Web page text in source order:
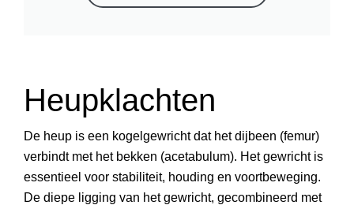
Heupklachten
De heup is een kogelgewricht dat het dijbeen (femur)
verbindt met het bekken (acetabulum). Het gewricht is
essentieel voor stabiliteit, houding en voortbeweging.
De diepe ligging van het gewricht, gecombineerd met